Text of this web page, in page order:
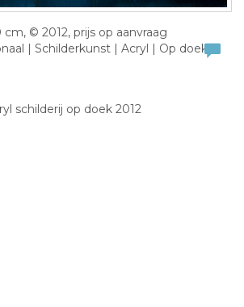
cm, © 2012, prijs op aanvraag
| Schilderkunst | Acryl | Op doek
schilderij op doek 2012